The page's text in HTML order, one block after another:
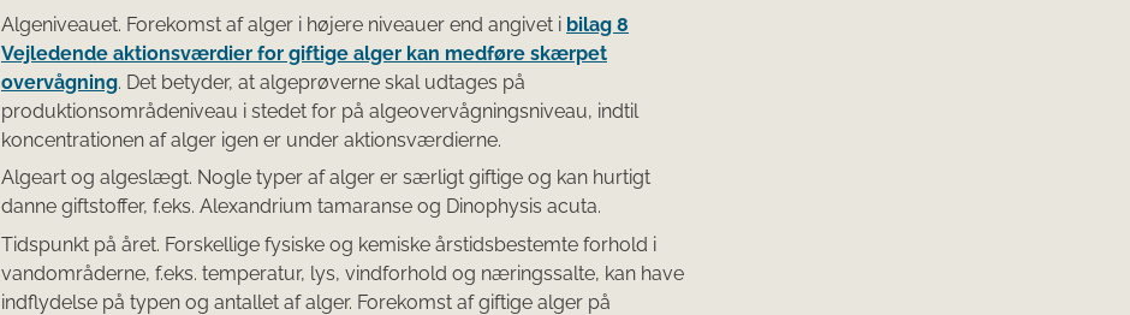
Algeniveauet. Forekomst af alger i højere niveauer end angivet i bilag 8
Vejledende aktionsværdier for giftige alger kan medføre skærpet
overvågning. Det betyder, at algeprøverne skal udtages på
produktionsområdeniveau i stedet for på algeovervågningsniveau, indtil
koncentrationen af alger igen er under aktionsværdierne.
Algeart og algeslægt. Nogle typer af alger er særligt giftige og kan hurtigt
danne giftstoffer, f.eks. Alexandrium tamaranse og Dinophysis acuta.
Tidspunkt på året. Forskellige fysiske og kemiske årstidsbestemte forhold i
vandområderne, f.eks. temperatur, lys, vindforhold og næringssalte, kan have
indflydelse på typen og antallet af alger. Forekomst af giftige alger på